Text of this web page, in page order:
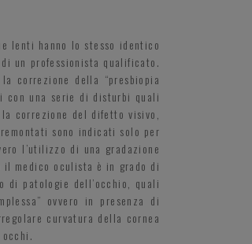
lenti hanno lo stesso identico
un professionista qualificato.
correzione della “presbiopia
con una serie di disturbi quali
correzione del difetto visivo,
sono indicati solo per
l’utilizzo di una gradazione
medico oculista è in grado di
patologie dell’occhio, quali
ovvero in presenza di
curvatura della cornea